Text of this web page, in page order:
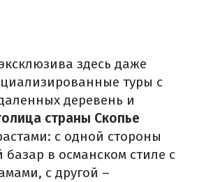
здесь даже
туры с
деревень и
страны Скопье
с одной стороны
в османском стиле с
с другой –